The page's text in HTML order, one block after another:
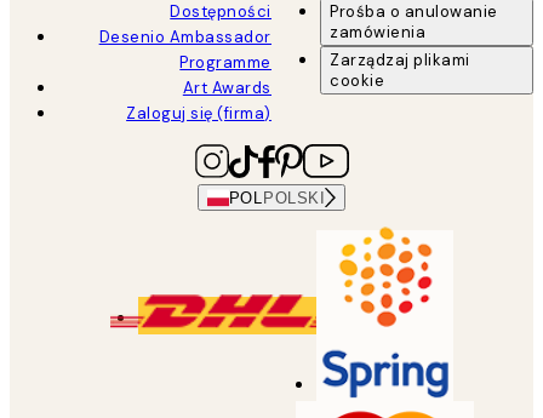
Dostępności
Desenio Ambassador
Programme
Art Awards
Zaloguj się (firma)
Prośba o anulowanie
zamówienia
Zarządzaj plikami
cookie
POL POLSKI